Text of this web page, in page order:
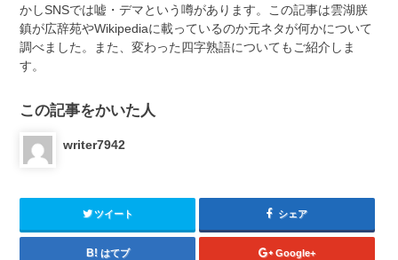
かしSNSでは嘘・デマという噂があります。この記事は雲湖朕
鎮が広辞苑やWikipediaに載っているのか元ネタが何かについて
調べました。また、変わった四字熟語についてもご紹介しま
す。
この記事をかいた人
writer7942
ツイート シェア
はてブ Google+